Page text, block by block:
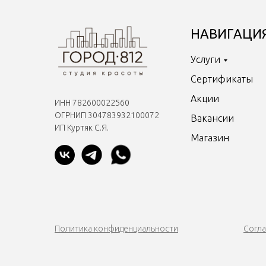
Услуги
Сертификаты
Акции
Вакансии
Магазин
Политика конфиденциальности
ИНН 782600022560
ОГРНИП 304783932100072
ИП Куртяк С.Я.